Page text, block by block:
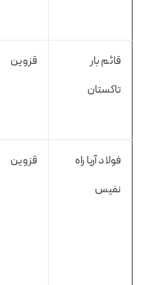
قائم بار
تاکستان
قزوین
فولاد آریا راه
نفیس
قزوین